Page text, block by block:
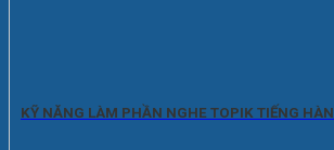
KỸ NĂNG LÀM PHẦN NGHE TOPIK TIẾNG HÀN